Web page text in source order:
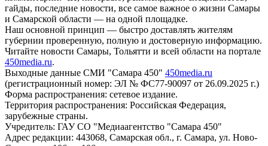
гайды, последние новости, все самое важное о жизни Самары
и Самарской области — на одной площадке.
Наш основной принцип — быстро доставлять жителям
губернии проверенную, полную и достоверную информацию.
Читайте новости Самары, Тольятти и всей области на портале
450media.ru.
Выходные данные СМИ "Самара 450" 450media.ru
(регистрационный номер: ЭЛ № ФС77-90097 от 26.09.2025 г.)
Форма распространения: сетевое издание.
Территория распространения: Российская Федерация,
зарубежные страны.
Учредитель: ГАУ СО "Медиаагентство "Самара 450"
Адрес редакции: 443068, Самарская обл., г. Самара, ул. Ново-